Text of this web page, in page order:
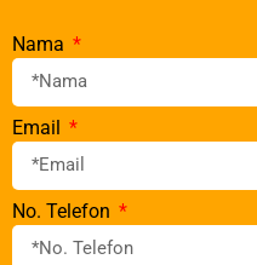
Nama
Email
No. Telefon